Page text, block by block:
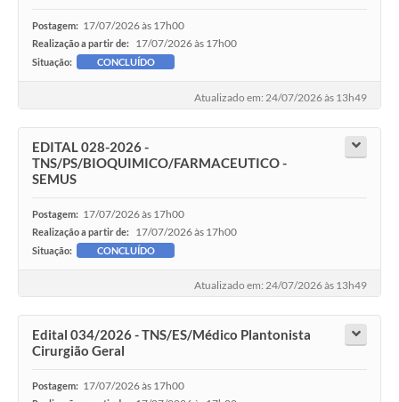
Postagem: 17/07/2026 às 17h00
Realização a partir de: 17/07/2026 às 17h00
Situação: CONCLUÍDO
Atualizado em: 24/07/2026 às 13h49
EDITAL 028-2026 -
TNS/PS/BIOQUIMICO/FARMACEUTICO -
SEMUS
Postagem: 17/07/2026 às 17h00
Realização a partir de: 17/07/2026 às 17h00
Situação: CONCLUÍDO
Atualizado em: 24/07/2026 às 13h49
Edital 034/2026 - TNS/ES/Médico Plantonista
Cirurgião Geral
Postagem: 17/07/2026 às 17h00